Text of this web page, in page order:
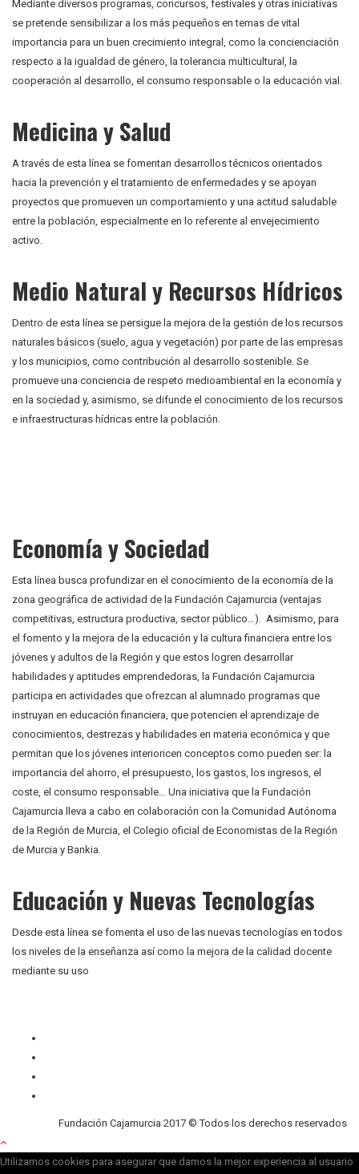
Mediante diversos programas, concursos, festivales y otras iniciativas
se pretende sensibilizar a los más pequeños en temas de vital
importancia para un buen crecimiento integral, como la concienciación
respecto a la igualdad de género, la tolerancia multicultural, la
cooperación al desarrollo, el consumo responsable o la educación vial.
Medicina y Salud
A través de esta línea se fomentan desarrollos técnicos orientados
hacia la prevención y el tratamiento de enfermedades y se apoyan
proyectos que promueven un comportamiento y una actitud saludable
entre la población, especialmente en lo referente al envejecimiento
activo.
Medio Natural y Recursos Hídricos
Dentro de esta línea se persigue la mejora de la gestión de los recursos
naturales básicos (suelo, agua y vegetación) por parte de las empresas
y los municipios, como contribución al desarrollo sostenible. Se
promueve una conciencia de respeto medioambiental en la economía y
en la sociedad y, asimismo, se difunde el conocimiento de los recursos
e infraestructuras hídricas entre la población.
Economía y Sociedad
Esta línea busca profundizar en el conocimiento de la economía de la
zona geográfica de actividad de la Fundación Cajamurcia (ventajas
competitivas, estructura productiva, sector público…). Asimismo, para
el fomento y la mejora de la educación y la cultura financiera entre los
jóvenes y adultos de la Región y que estos logren desarrollar
habilidades y aptitudes emprendedoras, la Fundación Cajamurcia
participa en actividades que ofrezcan al alumnado programas que
instruyan en educación financiera, que potencien el aprendizaje de
conocimientos, destrezas y habilidades en materia económica y que
permitan que los jóvenes interioricen conceptos como pueden ser: la
importancia del ahorro, el presupuesto, los gastos, los ingresos, el
coste, el consumo responsable… Una iniciativa que la Fundación
Cajamurcia lleva a cabo en colaboración con la Comunidad Autónoma
de la Región de Murcia, el Colegio oficial de Economistas de la Región
de Murcia y Bankia.
Educación y Nuevas Tecnologías
Desde esta línea se fomenta el uso de las nuevas tecnologías en todos
los niveles de la enseñanza así como la mejora de la calidad docente
mediante su uso
Fundación Cajamurcia 2017 © Todos los derechos reservados
Utilizamos cookies para asegurar que damos la mejor experiencia al usuario